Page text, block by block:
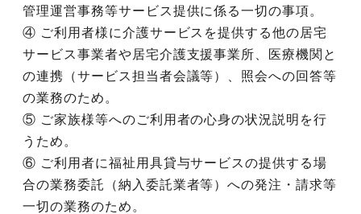
管理運営事務等サービス提供に係る一切の事項。
④ ご利用者様に介護サービスを提供する他の居宅
サービス事業者や居宅介護支援事業所、医療機関と
の連携（サービス担当者会議等）、照会への回答等
の業務のため。
⑤ ご家族様等へのご利用者の心身の状況説明を行
うため。
⑥ ご利用者に福祉用具貸与サービスの提供する場
合の業務委託（納入委託業者等）への発注・請求等
一切の業務のため。